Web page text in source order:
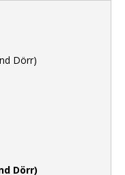
Dörr)